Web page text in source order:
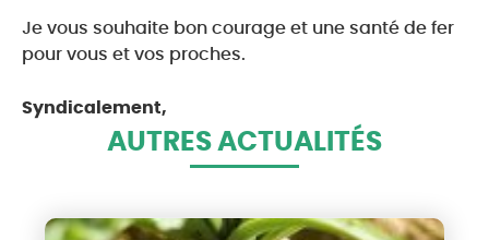
Je vous souhaite bon courage et une santé de fer
pour vous et vos proches.
Syndicalement,
AUTRES ACTUALITÉS